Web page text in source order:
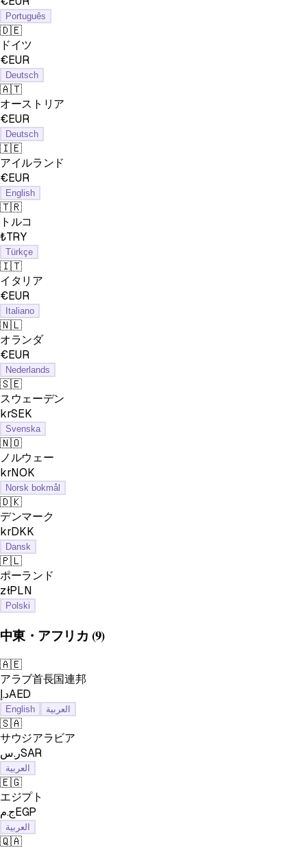
Português
🇩🇪
ドイツ
€EUR
Deutsch
🇦🇹
オーストリア
€EUR
Deutsch
🇮🇪
アイルランド
€EUR
English
🇹🇷
トルコ
₺TRY
Türkçe
🇮🇹
イタリア
€EUR
Italiano
🇳🇱
オランダ
€EUR
Nederlands
🇸🇪
スウェーデン
krSEK
Svenska
🇳🇴
ノルウェー
krNOK
Norsk bokmål
🇩🇰
デンマーク
krDKK
Dansk
🇵🇱
ポーランド
złPLN
Polski
中東・アフリカ (9)
🇦🇪
アラブ首長国連邦
د.إAED
English العربية
🇸🇦
サウジアラビア
ر.سSAR
العربية
🇪🇬
エジプト
ج.مEGP
العربية
🇶🇦